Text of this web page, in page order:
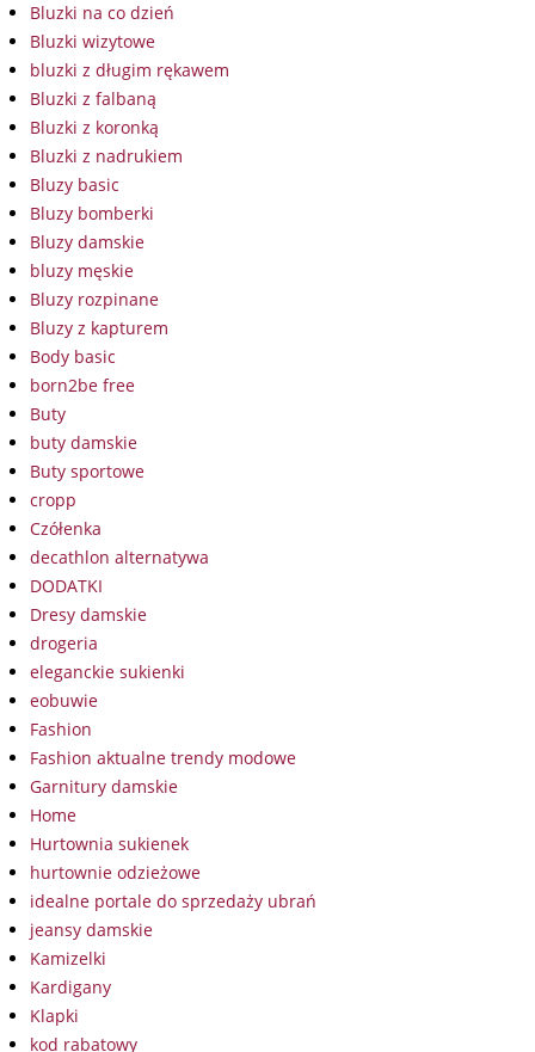
Bluzki na co dzień
Bluzki wizytowe
bluzki z długim rękawem
Bluzki z falbaną
Bluzki z koronką
Bluzki z nadrukiem
Bluzy basic
Bluzy bomberki
Bluzy damskie
bluzy męskie
Bluzy rozpinane
Bluzy z kapturem
Body basic
born2be free
Buty
buty damskie
Buty sportowe
cropp
Czółenka
decathlon alternatywa
DODATKI
Dresy damskie
drogeria
eleganckie sukienki
eobuwie
Fashion
Fashion aktualne trendy modowe
Garnitury damskie
Home
Hurtownia sukienek
hurtownie odzieżowe
idealne portale do sprzedaży ubrań
jeansy damskie
Kamizelki
Kardigany
Klapki
kod rabatowy